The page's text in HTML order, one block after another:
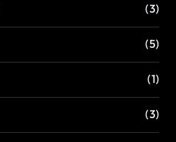
(3)
(5)
(1)
(3)